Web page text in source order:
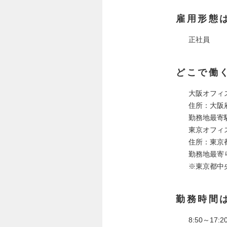
雇用形態
正社員
どこで働
大阪オフィ
住所：大
勤務地最寄
東京オフィ
住所：東
勤務地最寄
※東京都中
勤務時間
8:50～